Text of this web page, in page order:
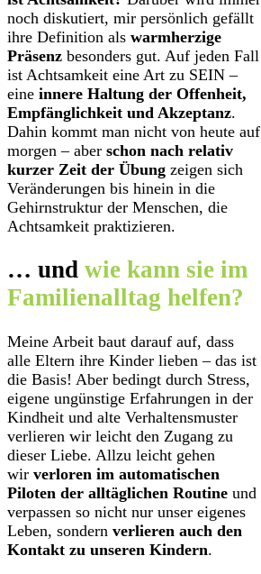
noch diskutiert, mir persönlich gefällt
ihre Definition als warmherzige
Präsenz besonders gut. Auf jeden Fall
ist Achtsamkeit eine Art zu SEIN –
eine innere Haltung der Offenheit,
Empfänglichkeit und Akzeptanz.
Dahin kommt man nicht von heute auf
morgen – aber schon nach relativ
kurzer Zeit der Übung zeigen sich
Veränderungen bis hinein in die
Gehirnstruktur der Menschen, die
Achtsamkeit praktizieren.
… und wie kann sie im
Familienalltag helfen?
Meine Arbeit baut darauf auf, dass
alle Eltern ihre Kinder lieben – das ist
die Basis! Aber bedingt durch Stress,
eigene ungünstige Erfahrungen in der
Kindheit und alte Verhaltensmuster
verlieren wir leicht den Zugang zu
dieser Liebe. Allzu leicht gehen
wir verloren im automatischen
Piloten der alltäglichen Routine und
verpassen so nicht nur unser eigenes
Leben, sondern verlieren auch den
Kontakt zu unseren Kindern.